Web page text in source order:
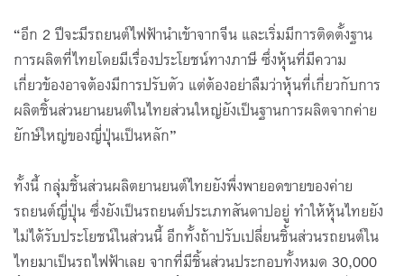
“อีก 2 ปีจะมีรถยนต์ไฟฟ้านำเข้าจากจีน และเริ่มมีการติดตั้งฐาน
การผลิตที่ไทยโดยมีเรื่องประโยชน์ทางภาษี ซึ่งหุ้นที่มีความ
เกี่ยวข้องอาจต้องมีการปรับตัว แต่ต้องอย่าลืมว่าหุ้นที่เกี่ยวกับการ
ผลิตชิ้นส่วนยานยนต์ในไทยส่วนใหญ่ยังเป็นฐานการผลิตจากค่าย
ยักษ์ใหญ่ของญี่ปุ่นเป็นหลัก”
ทั้งนี้ กลุ่มชิ้นส่วนผลิตยานยนต์ไทยยังพึ่งพายอดขายของค่าย
รถยนต์ญี่ปุ่น ซึ่งยังเป็นรถยนต์ประเภทสันดาปอยู่ ทำให้หุ้นไทยยัง
ไม่ได้รับประโยชน์ในส่วนนี้ อีกทั้งถ้าปรับเปลี่ยนชิ้นส่วนรถยนต์ใน
ไทยมาเป็นรถไฟฟ้าเลย จากที่มีชิ้นส่วนประกอบทั้งหมด 30,000